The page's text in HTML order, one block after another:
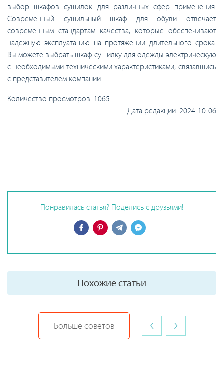
выбор шкафов сушилок для различных сфер применения.
Современный сушильный шкаф для обуви отвечает
современным стандартам качества, которые обеспечивают
надежную эксплуатацию на протяжении длительного срока.
Вы можете выбрать шкаф сушилку для одежды электрическую
с необходимыми техническими характеристиками, связавшись
с представителем компании.
Количество просмотров: 1065
Дата редакции: 2024-10-06
Понравилась статья? Поделись с друзьями!
Похожие статьи
Больше советов ‹ ›